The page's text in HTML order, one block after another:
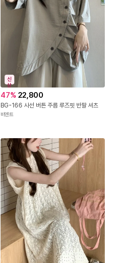
신
상
47% 22,800
BG-166 사선 버튼 주름 루즈핏 반팔 셔츠
비엔트